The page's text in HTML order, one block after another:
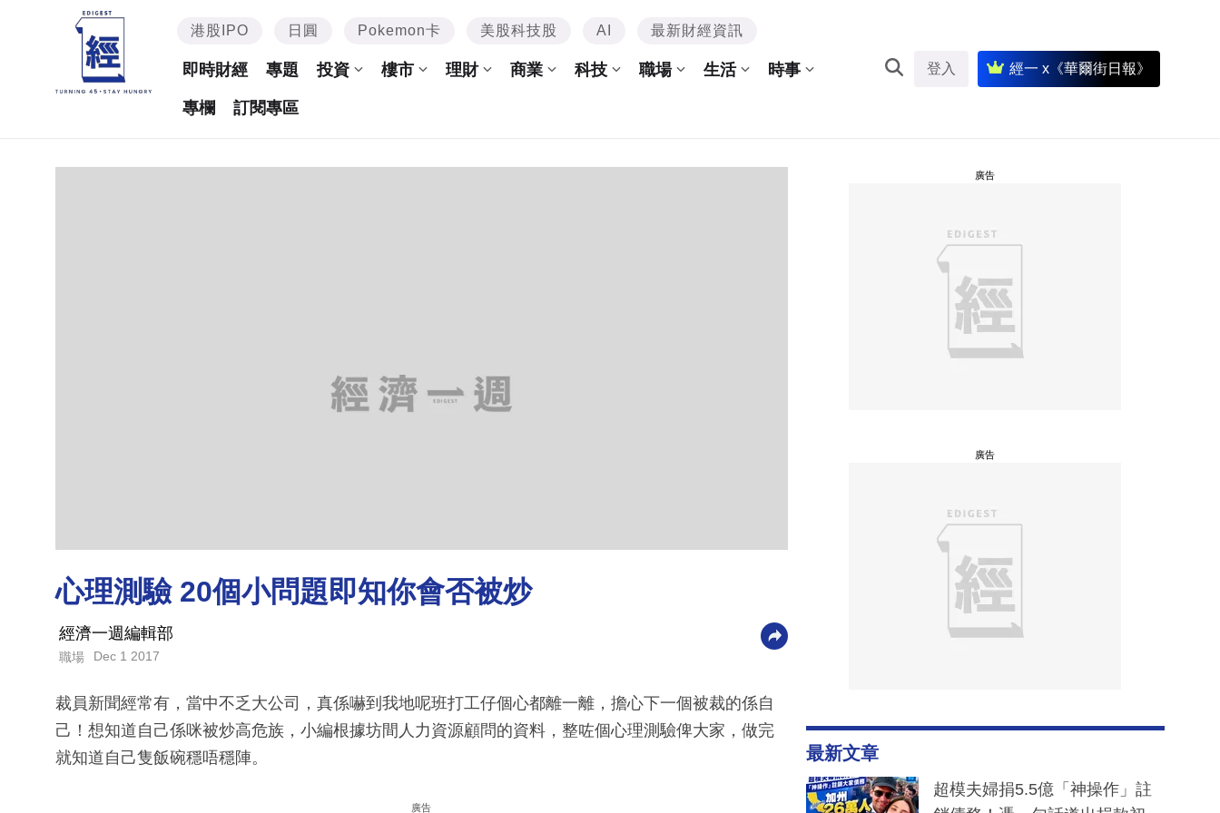
港股IPO 日圓 Pokemon卡 美股科技股 AI 最新財經資訊
即時財經 專題 投資 樓市 理財 商業 科技 職場 生活 時事
專欄 訂閱專區
登入 經一 x《華爾街日報》
心理測驗 20個小問題即知你會否被炒
經濟一週編輯部
職場 Dec 1 2017
裁員新聞經常有，當中不乏大公司，真係嚇到我地呢班打工仔個心都離一離，擔心下一個被裁的係自
己！想知道自己係咪被炒高危族，小編根據坊間人力資源顧問的資料，整咗個心理測驗俾大家，做完
就知道自己隻飯碗穩唔穩陣。
廣告
廣告
廣告
最新文章
超模夫婦捐5.5億「神操作」註